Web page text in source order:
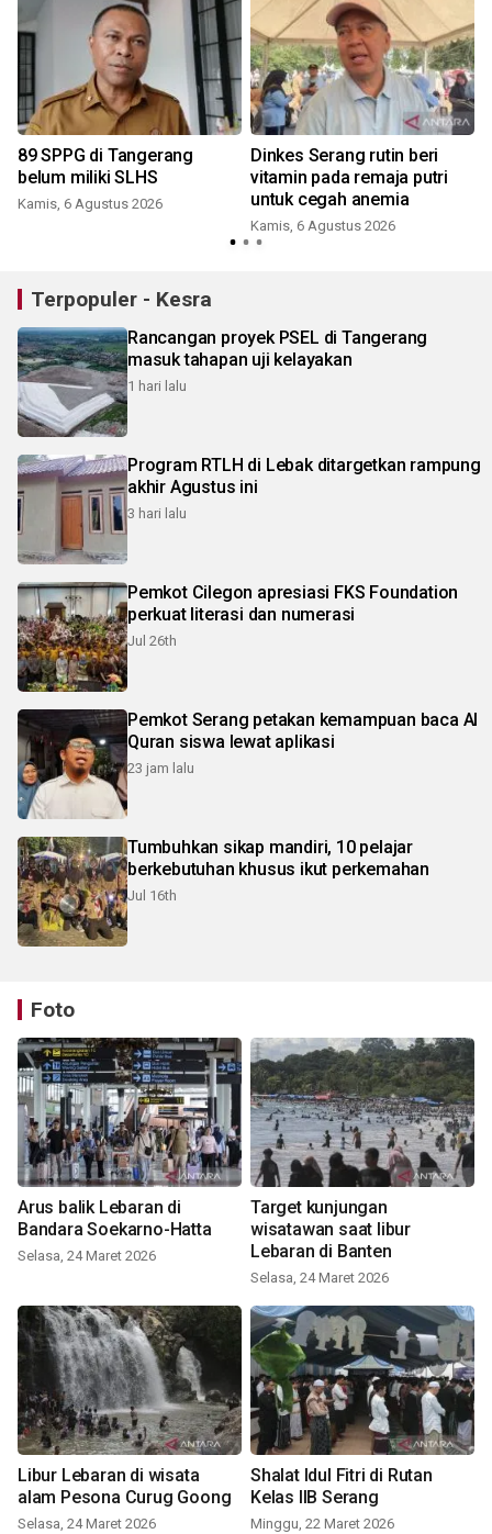
89 SPPG di Tangerang
belum miliki SLHS
Kamis, 6 Agustus 2026
Dinkes Serang rutin beri
vitamin pada remaja putri
untuk cegah anemia
Kamis, 6 Agustus 2026
Terpopuler - Kesra
Rancangan proyek PSEL di Tangerang
masuk tahapan uji kelayakan
1 hari lalu
Program RTLH di Lebak ditargetkan rampung
akhir Agustus ini
3 hari lalu
Pemkot Cilegon apresiasi FKS Foundation
perkuat literasi dan numerasi
Jul 26th
Pemkot Serang petakan kemampuan baca Al
Quran siswa lewat aplikasi
23 jam lalu
Tumbuhkan sikap mandiri, 10 pelajar
berkebutuhan khusus ikut perkemahan
Jul 16th
Foto
Arus balik Lebaran di
Bandara Soekarno-Hatta
Selasa, 24 Maret 2026
Target kunjungan
wisatawan saat libur
Lebaran di Banten
Selasa, 24 Maret 2026
Libur Lebaran di wisata
alam Pesona Curug Goong
Selasa, 24 Maret 2026
Shalat Idul Fitri di Rutan
Kelas IIB Serang
Minggu, 22 Maret 2026